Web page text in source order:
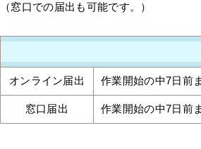
（窓口での届出も可能です。）
オンライン届出 作業開始の中7日前
窓口届出 作業開始の中7日前